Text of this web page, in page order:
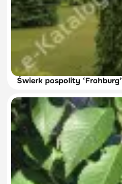
Świerk pospolity ‘Frohburg’